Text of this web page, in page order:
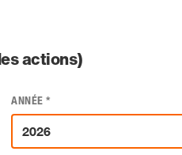
actions)
ANNÉE *